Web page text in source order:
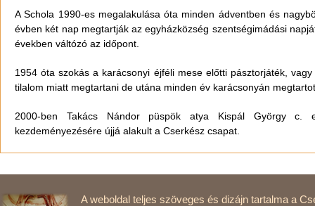
A Schola 1990-es megalakulása óta minden ádventben és
évben két nap megtartják az egyházközség szentségimádási
években váltózó az időpont.
1954 óta szokás a karácsonyi éjféli mese előtti pásztorjáték,
tilalom miatt megtartani de utána minden év karácsonyán
2000-ben Takács Nándor püspök atya Kispál György c.
kezdeményezésére újjá alakult a Cserkész csapat.
A weboldal teljes szöveges és dizájn tartalma a